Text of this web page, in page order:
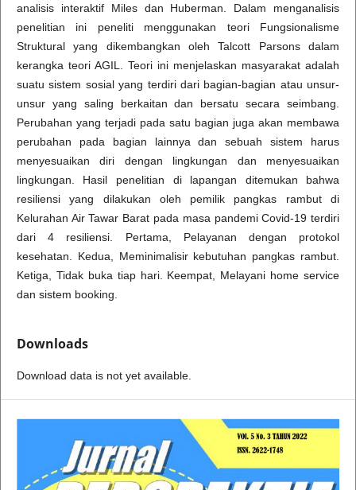
analisis interaktif Miles dan Huberman. Dalam menganalisis
penelitian ini peneliti menggunakan teori Fungsionalisme
Struktural yang dikembangkan oleh Talcott Parsons dalam
kerangka teori AGIL. Teori ini menjelaskan masyarakat adalah
suatu sistem sosial yang terdiri dari bagian-bagian atau unsur-
unsur yang saling berkaitan dan bersatu secara seimbang.
Perubahan yang terjadi pada satu bagian juga akan membawa
perubahan pada bagian lainnya dan sebuah sistem harus
menyesuaikan diri dengan lingkungan dan menyesuaikan
lingkungan. Hasil penelitian di lapangan ditemukan bahwa
resiliensi yang dilakukan oleh pemilik pangkas rambut di
Kelurahan Air Tawar Barat pada masa pandemi Covid-19 terdiri
dari 4 resiliensi. Pertama, Pelayanan dengan protokol
kesehatan. Kedua, Meminimalisir kebutuhan pangkas rambut.
Ketiga, Tidak buka tiap hari. Keempat, Melayani home service
dan sistem booking.
Downloads
Download data is not yet available.